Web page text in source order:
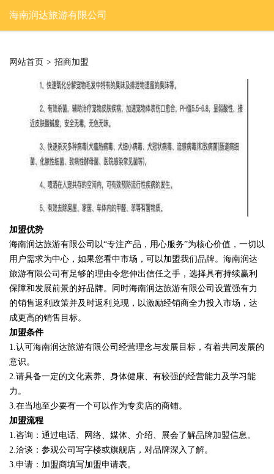
海南润达旅游有限公司
网站首页 > 招商加盟
加盟优势
海南润达旅游有限公司以“专注产品，用心服务”为核心价值，一切以
用户需求为中心，如果您看中市场，可以加盟我们品牌。海南润达
旅游有限公司有足够的理由令您伸出信任之手，选择具有持续赢利
保障和发展前景的好品牌。同时海南润达旅游有限公司设置强有力
的销售返利政策并及时返利兑现，以激励经销商全力投入市场，达
成更高的销售目标。
加盟条件
1.认可海南润达旅游有限公司经营理念与发展目标，有着共同发展的
意识。
2.请具备一定的文化素养、身体健康、有较强的经营能力及学习能
力。
3.在当地至少要有一个可以作为专卖店的商铺。
加盟流程
1.咨询：通过电话、网络、媒体、介绍、展会了解品牌加盟信息。
2.洽谈：参观公司写字楼或旗舰店，对品牌深入了解。
3.申请：加盟商填写加盟申请表。